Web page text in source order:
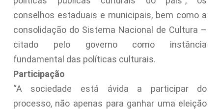
conselhos estaduais e municipais, bem como a
consolidação do Sistema Nacional de Cultura –
citado pelo governo como instância
fundamental das políticas culturais.
Participação
“A sociedade está ávida a participar do
processo, não apenas para ganhar uma eleição